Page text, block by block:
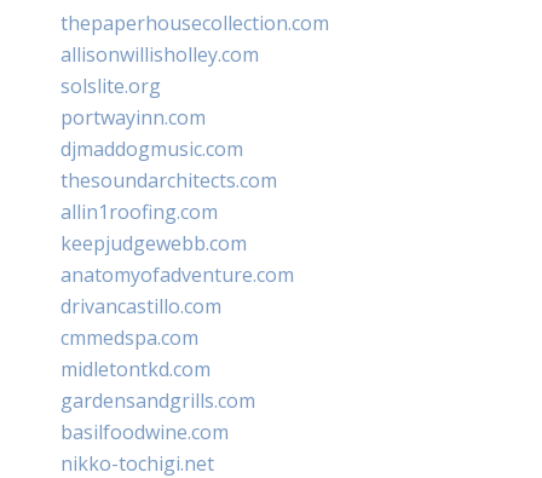
thepaperhousecollection.com
allisonwillisholley.com
solslite.org
portwayinn.com
djmaddogmusic.com
thesoundarchitects.com
allin1roofing.com
keepjudgewebb.com
anatomyofadventure.com
drivancastillo.com
cmmedspa.com
midletontkd.com
gardensandgrills.com
basilfoodwine.com
nikko-tochigi.net